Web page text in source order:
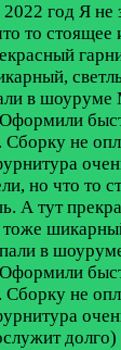
2022 год Я не
то
в
не
но что то
А тут
тоже
в
не
долго)